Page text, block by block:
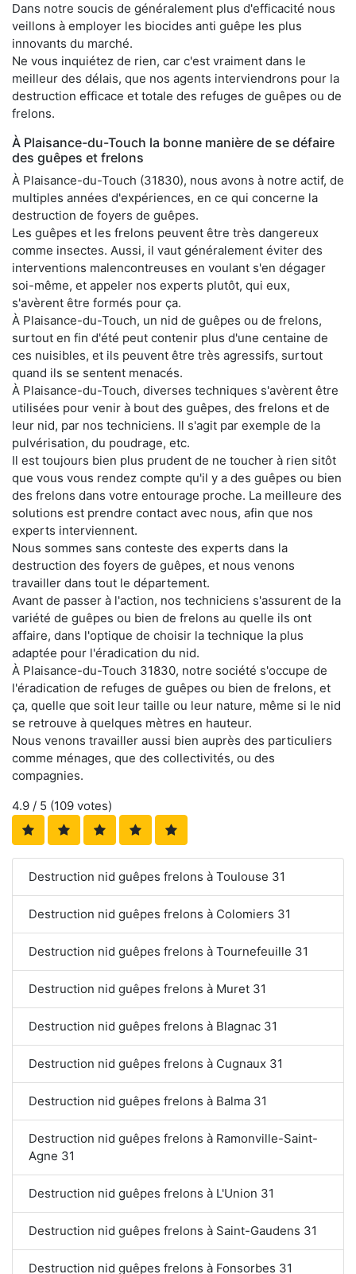
Dans notre soucis de généralement plus d'efficacité nous
veillons à employer les biocides anti guêpe les plus
innovants du marché.
Ne vous inquiétez de rien, car c'est vraiment dans le
meilleur des délais, que nos agents interviendrons pour la
destruction efficace et totale des refuges de guêpes ou de
frelons.
À Plaisance-du-Touch la bonne manière de se défaire
des guêpes et frelons
À Plaisance-du-Touch (31830), nous avons à notre actif, de
multiples années d'expériences, en ce qui concerne la
destruction de foyers de guêpes.
Les guêpes et les frelons peuvent être très dangereux
comme insectes. Aussi, il vaut généralement éviter des
interventions malencontreuses en voulant s'en dégager
soi-même, et appeler nos experts plutôt, qui eux,
s'avèrent être formés pour ça.
À Plaisance-du-Touch, un nid de guêpes ou de frelons,
surtout en fin d'été peut contenir plus d'une centaine de
ces nuisibles, et ils peuvent être très agressifs, surtout
quand ils se sentent menacés.
À Plaisance-du-Touch, diverses techniques s'avèrent être
utilisées pour venir à bout des guêpes, des frelons et de
leur nid, par nos techniciens. Il s'agit par exemple de la
pulvérisation, du poudrage, etc.
Il est toujours bien plus prudent de ne toucher à rien sitôt
que vous vous rendez compte qu'il y a des guêpes ou bien
des frelons dans votre entourage proche. La meilleure des
solutions est prendre contact avec nous, afin que nos
experts interviennent.
Nous sommes sans conteste des experts dans la
destruction des foyers de guêpes, et nous venons
travailler dans tout le département.
Avant de passer à l'action, nos techniciens s'assurent de la
variété de guêpes ou bien de frelons au quelle ils ont
affaire, dans l'optique de choisir la technique la plus
adaptée pour l'éradication du nid.
À Plaisance-du-Touch 31830, notre société s'occupe de
l'éradication de refuges de guêpes ou bien de frelons, et
ça, quelle que soit leur taille ou leur nature, même si le nid
se retrouve à quelques mètres en hauteur.
Nous venons travailler aussi bien auprès des particuliers
comme ménages, que des collectivités, ou des
compagnies.
4.9 / 5 (109 votes)
Destruction nid guêpes frelons à Toulouse 31
Destruction nid guêpes frelons à Colomiers 31
Destruction nid guêpes frelons à Tournefeuille 31
Destruction nid guêpes frelons à Muret 31
Destruction nid guêpes frelons à Blagnac 31
Destruction nid guêpes frelons à Cugnaux 31
Destruction nid guêpes frelons à Balma 31
Destruction nid guêpes frelons à Ramonville-Saint-
Agne 31
Destruction nid guêpes frelons à L'Union 31
Destruction nid guêpes frelons à Saint-Gaudens 31
Destruction nid guêpes frelons à Fonsorbes 31